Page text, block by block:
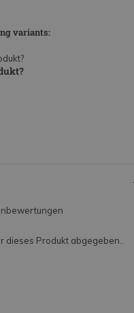
variants:
dieses Produkt abgegeben..